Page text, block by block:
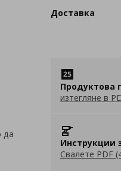
Доставка
Продуктова
изтегляне в
Инструкции
Свалете PDF
да